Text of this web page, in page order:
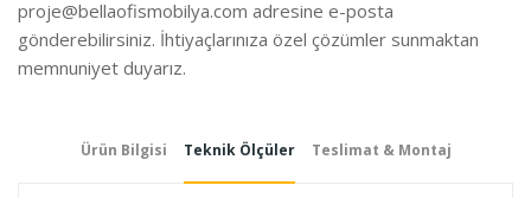
proje@bellaofismobilya.com adresine e-posta
gönderebilirsiniz. İhtiyaçlarınıza özel çözümler sunmaktan
memnuniyet duyarız.
Ürün Bilgisi Teknik Ölçüler Teslimat & Montaj